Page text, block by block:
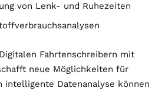
von Lenk- und Ruhezeiten
Fahrtenschreibern mit
neue Möglichkeiten für
intelligente Datenanalyse können